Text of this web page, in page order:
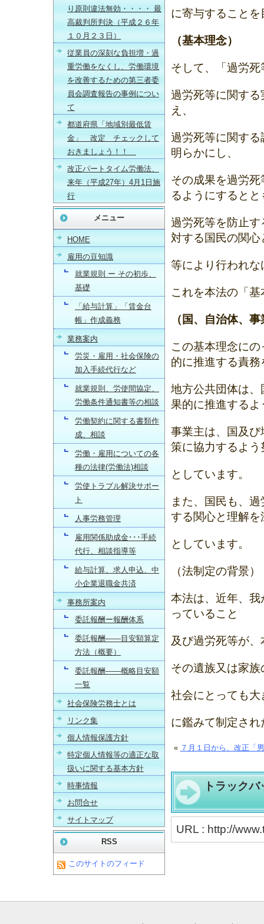
に寄与すること
（基本理念）
そして、「過労
過労死等に関す
え、
過労死等に関す
明らかにし、
その成果を過労
るようにするとと
過労死等を防止
対する国民の関
等により行われ
これを本法の「
（国、自治体、
この基本理念に
的に推進する責務
地方公共団体は
果的に推進する
事業主は、国及
策に協力するよ
としています。
また、国民も、
する関心と理解
としています。
（法制定の背景）
本法は、近年、
っていること
及び過労死等が
その遺族又は家族
社会にとっても
に鑑みて制定さ
« ７月１日から、改正「
トラックバ
URL : http://
り原則違法無効・・・・ 最
高裁判所判決（平成２６年
１０月２３日）
従業員の深刻な負担増・過
重労働をなくし、労働環境
を改善するための第三者委
員会調査報告の事例につい
て
都道府県「地域別最低賃
金」 改定 チェックして
おきましょう！！
改正パートタイム労働法、
来年（平成27年）4月1日施
行
メニュー
HOME
雇用の豆知識
就業規則 ー その初歩、
基礎
「給与計算」「賃金台
帳」作成義務
業務案内
労災・雇用・社会保険の
加入手続代行など
就業規則、労使間協定、
労働条件通知書等の相談
労働契約に関する書類作
成、相談
労働・雇用についての各
種の法律(労働法)相談
労使トラブル解決サポー
ト
人事労務管理
雇用関係助成金･･･手続
代行、相談指導等
給与計算、求人申込、中
小企業退職金共済
事務所案内
委託報酬ー報酬体系
委託報酬――目安額算定
方法（概要）
委託報酬――概略目安額
一覧
社会保険労務士とは
リンク集
個人情報保護方針
特定個人情報等の適正な取
扱いに関する基本方針
時事情報
お問合せ
サイトマップ
RSS
このサイトのフィード